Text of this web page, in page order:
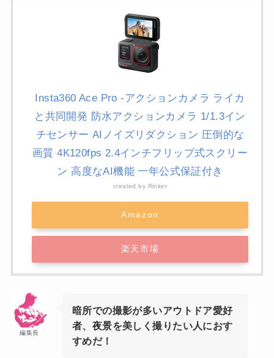
Insta360 Ace Pro -アクションカメラ ライカ
と共同開発 防水アクションカメラ 1/1.3イン
チセンサー AIノイズリダクション 圧倒的な
画質 4K120fps 2.4インチフリップ式スクリー
ン 高度なAI機能 一年公式保証付き
created by Rinker
Amazon
楽天市場
編集長
暗所での撮影が多いアウトドア愛好
者、夜景を美しく撮りたい人におす
すめだ！